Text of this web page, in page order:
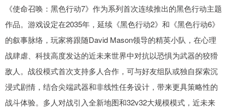
《使命召唤：黑色行动7》作为系列首次连续推出的黑色行动主题
作品。游戏设定在2035年，延续《黑色行动2》和《黑色行动6》
的叙事脉络，玩家将跟随David Mason领导的精英小队，在心理
战肆虐、科技高度发达的近未来世界中对抗以恐惧为武器的狡猾
敌人。战役模式首次支持多人合作，可与好友组队或独自探索沉
浸式剧情，结合尖端武器和非线性任务设计，带来更具策略性的
战斗体验。多人对战引入全新地图和32v32大规模模式，近未来